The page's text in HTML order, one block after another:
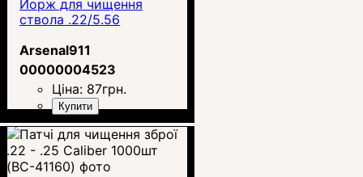
Йорж для чищення
ствола .22/5.56
Arsenal911
00000004523
Ціна: 87грн.
Купити